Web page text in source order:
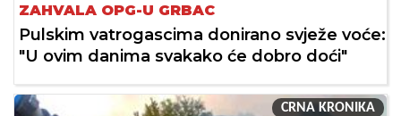
ZAHVALA OPG-U GRBAC
Pulskim vatrogascima donirano svježe voće:
"U ovim danima svakako će dobro doći"
CRNA KRONIKA